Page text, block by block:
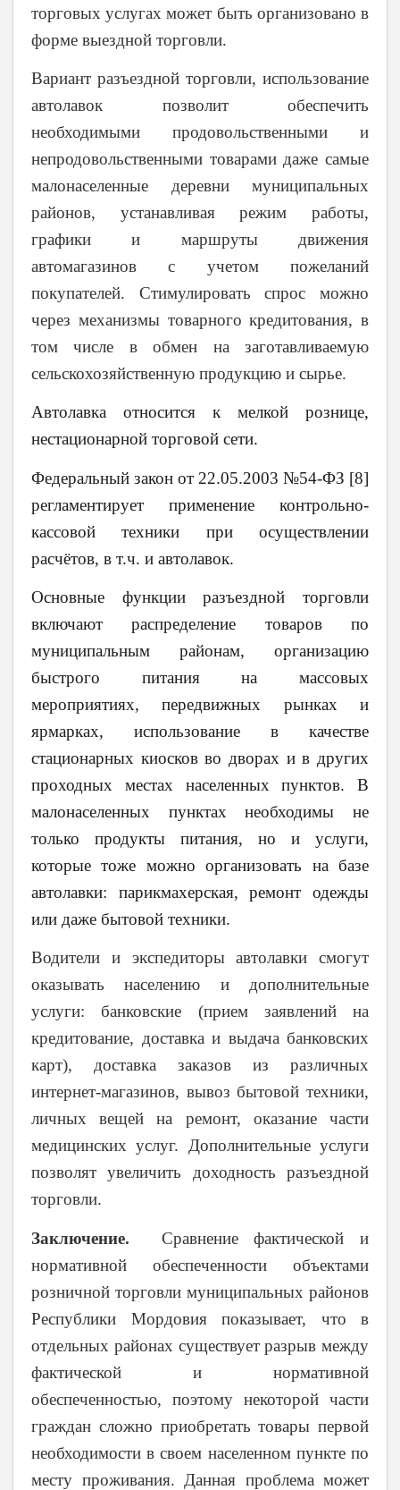
торговых услугах может быть организовано в
форме выездной торговли.
Вариант разъездной торговли, использование
автолавок позволит обеспечить
необходимыми продовольственными и
непродовольственными товарами даже самые
малонаселенные деревни муниципальных
районов, устанавливая режим работы,
графики и маршруты движения
автомагазинов с учетом пожеланий
покупателей. Стимулировать спрос можно
через механизмы товарного кредитования, в
том числе в обмен на заготавливаемую
сельскохозяйственную продукцию и сырье.
Автолавка относится к мелкой рознице,
нестационарной торговой сети.
Федеральный закон от 22.05.2003 №54-ФЗ [8]
регламентирует применение контрольно-
кассовой техники при осуществлении
расчётов, в т.ч. и автолавок.
Основные функции разъездной торговли
включают распределение товаров по
муниципальным районам, организацию
быстрого питания на массовых
мероприятиях, передвижных рынках и
ярмарках, использование в качестве
стационарных киосков во дворах и в других
проходных местах населенных пунктов. В
малонаселенных пунктах необходимы не
только продукты питания, но и услуги,
которые тоже можно организовать на базе
автолавки: парикмахерская, ремонт одежды
или даже бытовой техники.
Водители и экспедиторы автолавки смогут
оказывать населению и дополнительные
услуги: банковские (прием заявлений на
кредитование, доставка и выдача банковских
карт), доставка заказов из различных
интернет-магазинов, вывоз бытовой техники,
личных вещей на ремонт, оказание части
медицинских услуг. Дополнительные услуги
позволят увеличить доходность разъездной
торговли.
Заключение. Сравнение фактической и
нормативной обеспеченности объектами
розничной торговли муниципальных районов
Республики Мордовия показывает, что в
отдельных районах существует разрыв между
фактической и нормативной
обеспеченностью, поэтому некоторой части
граждан сложно приобретать товары первой
необходимости в своем населенном пункте по
месту проживания. Данная проблема может